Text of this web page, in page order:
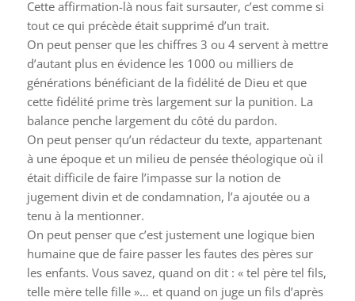
Cette affirmation-là nous fait sursauter, c’est comme si
tout ce qui précède était supprimé d’un trait.
On peut penser que les chiffres 3 ou 4 servent à mettre
d’autant plus en évidence les 1000 ou milliers de
générations bénéficiant de la fidélité de Dieu et que
cette fidélité prime très largement sur la punition. La
balance penche largement du côté du pardon.
On peut penser qu’un rédacteur du texte, appartenant
à une époque et un milieu de pensée théologique où il
était difficile de faire l’impasse sur la notion de
jugement divin et de condamnation, l’a ajoutée ou a
tenu à la mentionner.
On peut penser que c’est justement une logique bien
humaine que de faire passer les fautes des pères sur
les enfants. Vous savez, quand on dit : « tel père tel fils,
telle mère telle fille »… et quand on juge un fils d’après